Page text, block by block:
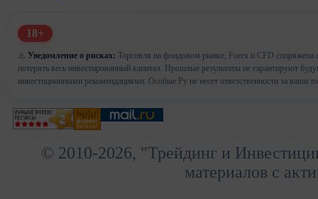
18+
⚠️ Уведомление о рисках: Торговля на фондовом рынке, Forex и CFD сопряжена
потерять весь инвестированный капитал. Прошлые результаты не гарантируют
инвестиционными рекомендациями. Особые Ру не несет ответственности за ваши
© 2010-2026, "Трейдинг и
материалов с